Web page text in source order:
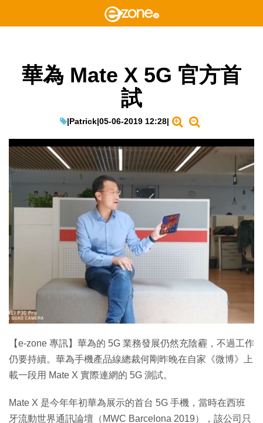
華為 Mate X 5G 官方首
試
|Patrick|05-06-2019 12:28|
【e-zone 專訊】華為的 5G 業務發展仍然充陰霾，不過工作
仍要持續。華為手機產品線總裁何剛昨晚在自家《微博》上
載一段用 Mate X 實際連網的 5G 測試。
Mate X 是今年年初華為展示的首台 5G 手機，當時在西班
牙流動世界通訊論壇（MWC Barcelona 2019），該公司只